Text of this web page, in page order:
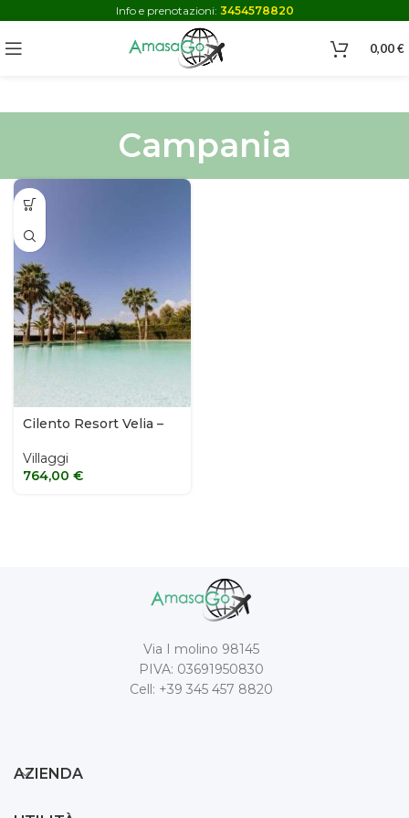
Info e prenotazioni: 3454578820
0,00€
Campania
Cilento Resort Velia –
Villaggi
764,00 €
Via I molino 98145
PIVA: 03691950830
Cell: +39 345 457 8820
AZIENDA